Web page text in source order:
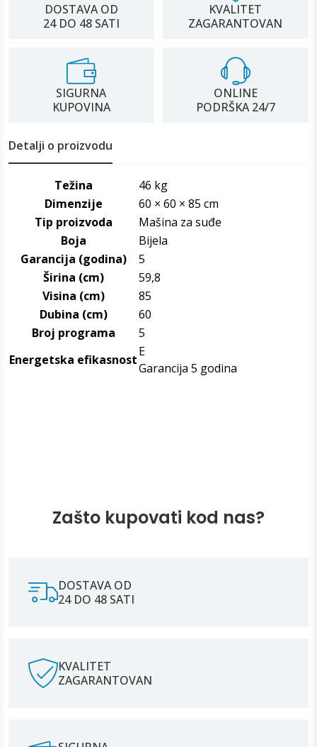
DOSTAVA OD
24 DO 48 SATI
KVALITET
ZAGARANTOVAN
SIGURNA
KUPOVINA
ONLINE
PODRŠKA 24/7
Detalji o proizvodu
Težina
46 kg
Dimenzije
60 × 60 × 85 cm
Tip proizvoda
Mašina za suđe
Boja
Bijela
Garancija (godina)
5
Širina (cm)
59,8
Visina (cm)
85
Dubina (cm)
60
Broj programa
5
Energetska efikasnost
E
Garancija 5 godina
Zašto kupovati kod nas?
DOSTAVA OD
24 DO 48 SATI
KVALITET
ZAGARANTOVAN